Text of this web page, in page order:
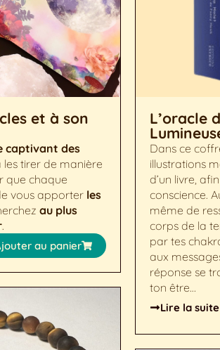
et à son
captivant des
tirer de manière
que chaque
vous apporter les
au plus
.
au panier
L’oracle
Dans ce
illustrations
d’un livre,
conscience.
même de
corps de la
par tes
aux
réponse se
ton être…
Lire la suite